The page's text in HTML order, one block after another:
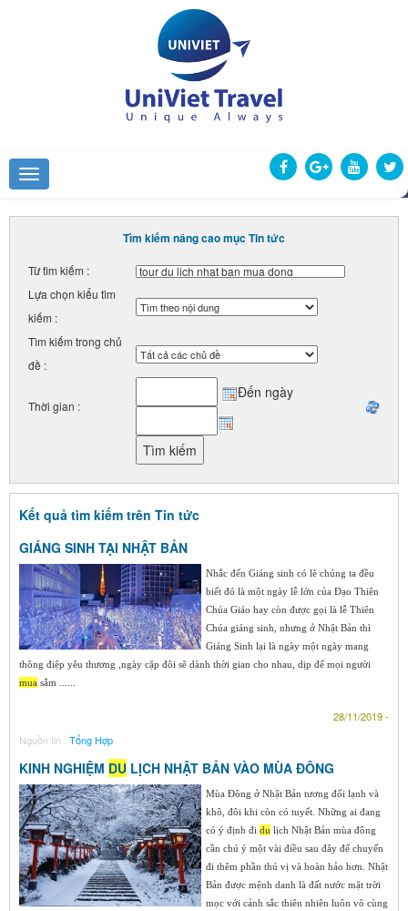
Tìm kiếm nâng cao mục Tin tức
Từ tìm kiếm :
Lựa chọn kiểu tìm
kiếm :
Tìm kiếm trong chủ
đề :
Thời gian :
Đến ngày
Kết quả tìm kiếm trên Tin tức
GIÁNG SINH TẠI NHẬT BẢN
Nhắc đến Giáng sinh có lẽ chúng ta đều
biết đó là một ngày lễ lớn của Đạo Thiên
Chúa Giáo hay còn được gọi là lễ Thiên
Chúa giáng sinh, nhưng ở Nhật Bản thì
Giáng Sinh lại là ngày một ngày mang
thông điệp yêu thương ,ngày cặp đôi sẽ dành thời gian cho nhau, dịp để mọi người
mua sắm ......
28/11/2019 -
Nguồn tin : Tổng Hợp
KINH NGHIỆM DU LỊCH NHẬT BẢN VÀO MÙA ĐÔNG
Mùa Đông ở Nhật Bản tương đối lạnh và
khô, đôi khi còn có tuyết. Những ai đang
có ý định đi du lịch Nhật Bản mùa đông
cần chú ý một vài điều sau đây để chuyến
đi thêm phần thú vị và hoàn hảo hơn. Nhật
Bản được mệnh danh là đất nước mặt trời
mọc với cảnh sắc thiên nhiên luôn vô cùng